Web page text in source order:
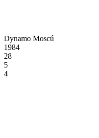
Dynamo Moscú
1984
28
5
4